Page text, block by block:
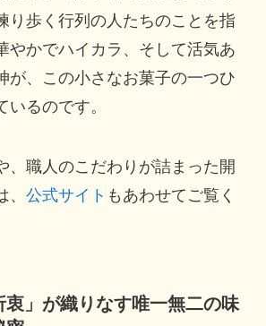
り歩く行列の人たちのことを指
やかでハイカラ、そして活気あ
が、この小さなお菓子の一つひ
いるのです。
、職人のこだわりが詰まった開
公式サイト もあわせてご覧く
衷」が織りなす唯一無二の味